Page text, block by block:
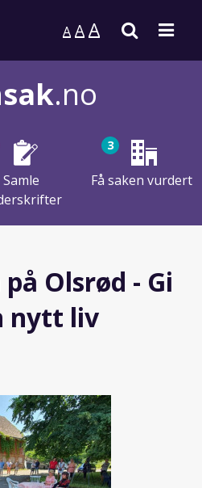
A AA Søk
.no
Samle
3
Få saken vurdert
Olsrød - Gi
nytt liv